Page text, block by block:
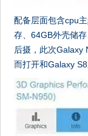
配备层面包含cpu
存、64GB外壳储
后摄，此次Galaxy
而打开和Galaxy S8